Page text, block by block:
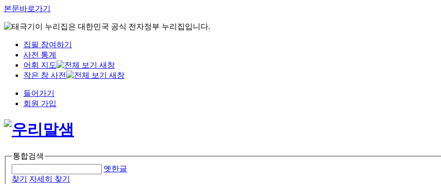
본문바로가기
이 누리집은 대한민국 공식 전자정부 누리집입니다.
집필 참여하기
사전 통계
어휘 지도
작은 창 사전
들어가기
회원 가입
통합검색
옛한글
찾기
자세히 찾기